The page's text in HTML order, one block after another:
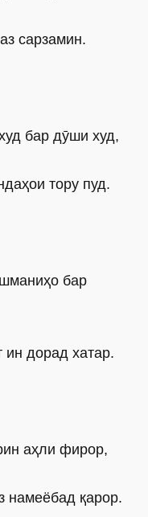
сарзамин.
бар дӯши худ,
тору пуд.
бар
дорад хатар.
аҳли фирор,
намеёбад қарор.